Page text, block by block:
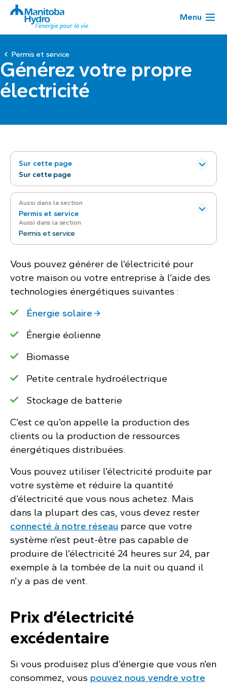
Menu
Permis et service
Générez votre propre
électricité
Sur cette page
Sur cette page
Aussi dans la section
Permis et service
Aussi dans la section
Permis et service
Vous pouvez générer de l’électricité pour
votre maison ou votre entreprise à l’aide des
technologies énergétiques suivantes :
Énergie solaire
Énergie éolienne
Biomasse
Petite centrale hydroélectrique
Stockage de batterie
C’est ce qu’on appelle la production des
clients ou la production de ressources
énergétiques distribuées.
Vous pouvez utiliser l’électricité produite par
votre système et réduire la quantité
d’électricité que vous nous achetez. Mais
dans la plupart des cas, vous devez rester
connecté à notre réseau parce que votre
système n’est peut-être pas capable de
produire de l’électricité 24 heures sur 24, par
exemple à la tombée de la nuit ou quand il
n’y a pas de vent.
Prix d’électricité
excédentaire
Si vous produisez plus d’énergie que vous n’en
consommez, vous pouvez nous vendre votre